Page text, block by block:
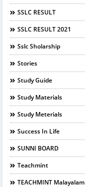
SSLC RESULT
SSLC RESULT 2021
Sslc Sholarship
Stories
Study Guide
Study Materials
Study Meterials
Success In Life
SUNNI BOARD
Teachmint
TEACHMINT Malayalam